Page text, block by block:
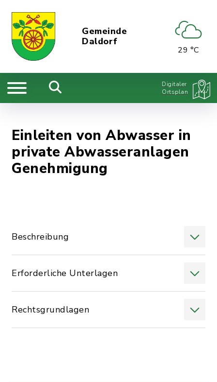
Gemeinde
Daldorf
29 °C
Digitaler
Ortsplan
Einleiten von Abwasser in
private Abwasseranlagen
Genehmigung
Beschreibung
Erforderliche Unterlagen
Rechtsgrundlagen